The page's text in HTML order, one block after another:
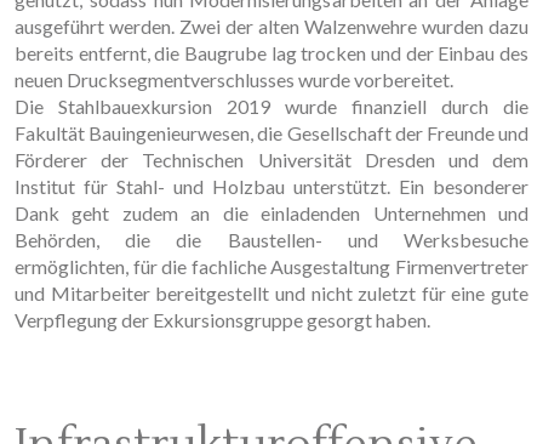
ausgeführt werden. Zwei der alten Walzenwehre wurden dazu
bereits entfernt, die Baugrube lag trocken und der Einbau des
neuen Drucksegmentverschlusses wurde vorbereitet.
Die Stahlbauexkursion 2019 wurde finanziell durch die
Fakultät Bauingenieurwesen, die Gesellschaft der Freunde und
Förderer der Technischen Universität Dresden und dem
Institut für Stahl- und Holzbau unterstützt. Ein besonderer
Dank geht zudem an die einladenden Unternehmen und
Behörden, die die Baustellen- und Werksbesuche
ermöglichten, für die fachliche Ausgestaltung Firmenvertreter
und Mitarbeiter bereitgestellt und nicht zuletzt für eine gute
Verpflegung der Exkursionsgruppe gesorgt haben.